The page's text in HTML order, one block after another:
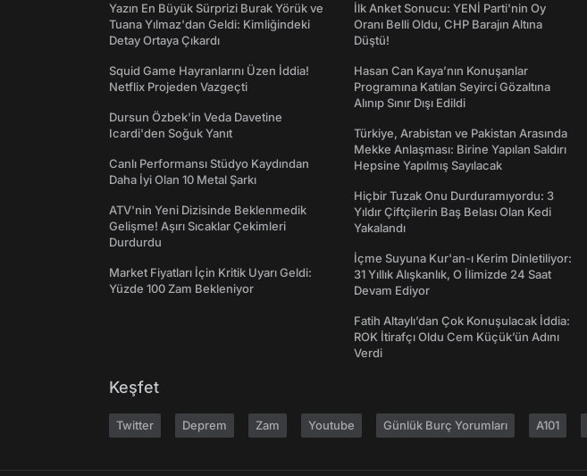
Yazın En Büyük Sürprizi Burak Yörük ve
Tuana Yılmaz'dan Geldi: Kimliğindeki
Detay Ortaya Çıkardı
Squid Game Hayranlarını Üzen İddia!
Netflix Projeden Vazgeçti
Dursun Özbek'in Veda Davetine
Icardi'den Soğuk Yanıt
Canlı Performansı Stüdyo Kaydından
Daha İyi Olan 10 Metal Şarkı
ATV'nin Yeni Dizisinde Beklenmedik
Gelişme! Aşırı Sıcaklar Çekimleri
Durdurdu
Market Fiyatları İçin Kritik Uyarı Geldi:
Yüzde 100 Zam Bekleniyor
İlk Anket Sonucu: YENİ Parti'nin Oy
Oranı Belli Oldu, CHP Barajın Altına
Düştü!
Hasan Can Kaya’nın Konuşanlar
Programına Katılan Seyirci Gözaltına
Alınıp Sınır Dışı Edildi
Türkiye, Arabistan ve Pakistan Arasında
Mekke Anlaşması: Birine Yapılan Saldırı
Hepsine Yapılmış Sayılacak
Hiçbir Tuzak Onu Durduramıyordu: 3
Yıldır Çiftçilerin Baş Belası Olan Kedi
Yakalandı
İçme Suyuna Kur'an-ı Kerim Dinletiliyor:
31 Yıllık Alışkanlık, O İlimizde 24 Saat
Devam Ediyor
Fatih Altaylı’dan Çok Konuşulacak İddia:
ROK İtirafçı Oldu Cem Küçük’ün Adını
Verdi
Keşfet
Twitter Deprem Zam Youtube Günlük Burç Yorumları A101